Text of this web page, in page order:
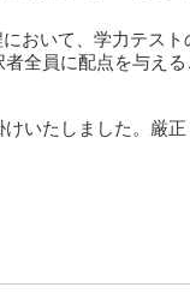
おいて、学力テス
全員に配点を与え
いたしました。厳